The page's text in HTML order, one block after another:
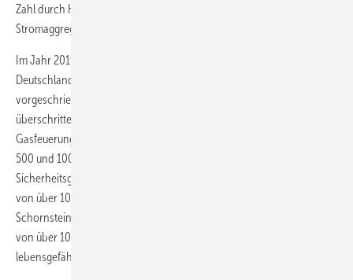
Zahl durch Holzkohlegrills, Heizpilze oder benzinbetriebene
Stromaggregate, die in geschlossenen Räumen genutzt wurden.
Im Jahr 2019 ergaben die Messungen der Schornsteinfeger, dass in
Deutschland fast 110 000 Gas-Feuerungsanlagen den
vorgeschriebenen Kohlenstoffmonoxid-Grenzwert von 1000 ppm
überschritten haben. Darüber hinaus wiesen fast 150 000
Gasfeuerungsanlagen einen Kohlenstoffmonoxid-Gehalt zwischen
500 und 1000 ppm auf. Bei diesen Feuerstätten wurde aus
Sicherheitsgründen eine Wartung empfohlen. Anlagen mit einem Wert
von über 1000 ppm müssen verpflichtend gewartet und vom
Schornsteinfeger nochmals überprüft werden. Eine Konzentration
von über 1000 ppm CO im Abgas kann bei Abgasaustritt
lebensgefährlich sein.